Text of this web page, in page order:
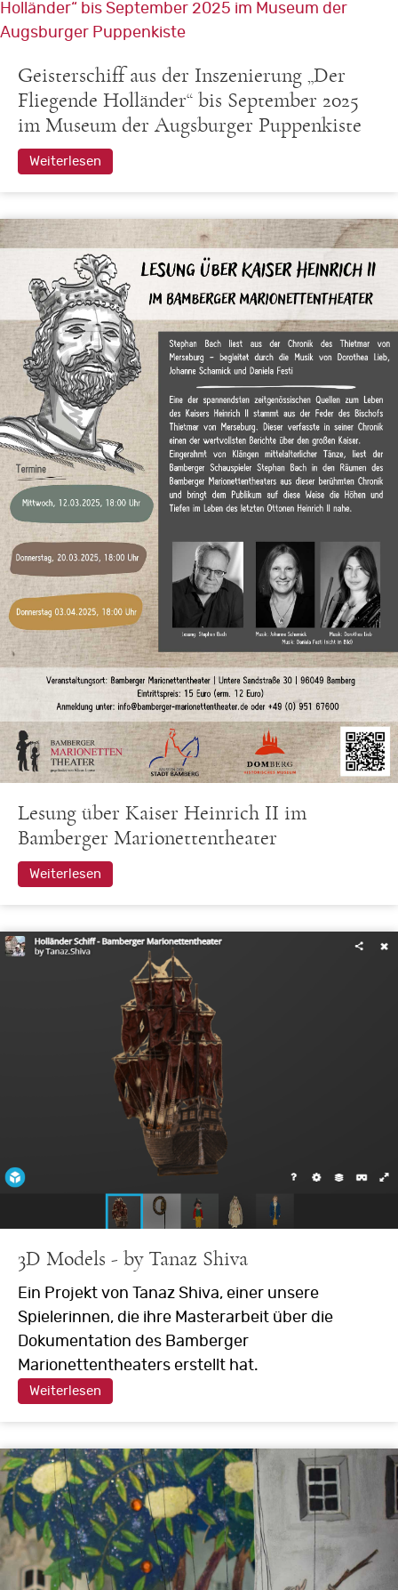
Geisterschiff aus der Inszenierung „Der
Fliegende Holländer“ bis September 2025
im Museum der Augsburger Puppenkiste
Weiterlesen
Lesung über Kaiser Heinrich II im
Bamberger Marionettentheater
Weiterlesen
3D Models - by Tanaz Shiva
Ein Projekt von Tanaz Shiva, einer unsere
Spielerinnen, die ihre Masterarbeit über die
Dokumentation des Bamberger
Marionettentheaters erstellt hat.
Weiterlesen